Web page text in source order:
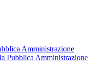
Amministrazione
Pubblica Amministrazione